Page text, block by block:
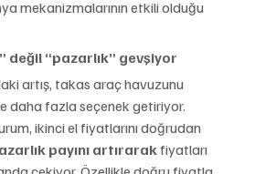
mekanizmalarının etkili olduğu
değil “pazarlık” gevşiyor
artış, takas araç havuzunu
daha fazla seçenek getiriyor.
ikinci el fiyatlarını doğrudan
payını artırarak fiyatları